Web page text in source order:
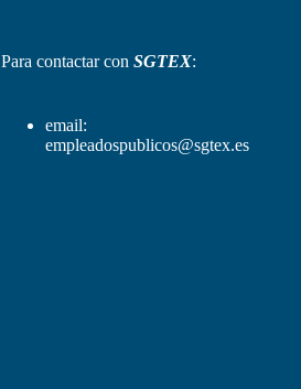
Para contactar con SGTEX:
email:
empleadospublicos@sgtex.es